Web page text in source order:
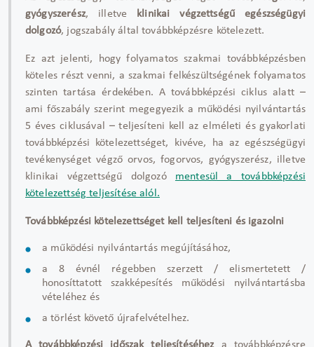
gyógyszerész, illetve
klinikai végzettségű egészségügyi
dolgozó, jogszabály által továbbképzésre kötelezett.
Ez azt jelenti, hogy folyamatos szakmai továbbképzésben
köteles részt venni, a szakmai felkészültségének folyamatos
szinten tartása érdekében. A továbbképzési ciklus alatt –
ami főszabály szerint megegyezik a működési nyilvántartás
5 éves ciklusával – teljesíteni kell az elméleti és gyakorlati
továbbképzési kötelezettséget, kivéve, ha az egészségügyi
tevékenységet végző orvos, fogorvos, gyógyszerész, illetve
klinikai végzettségű dolgozó mentesül a továbbképzési
kötelezettség teljesítése alól.
Továbbképzési kötelezettséget kell teljesíteni és igazolni
a működési nyilvántartás megújításához,
a 8 évnél régebben szerzett / elismertetett /
honosíttatott szakképesítés működési nyilvántartásba
vételéhez és
a törlést követő újrafelvételhez.